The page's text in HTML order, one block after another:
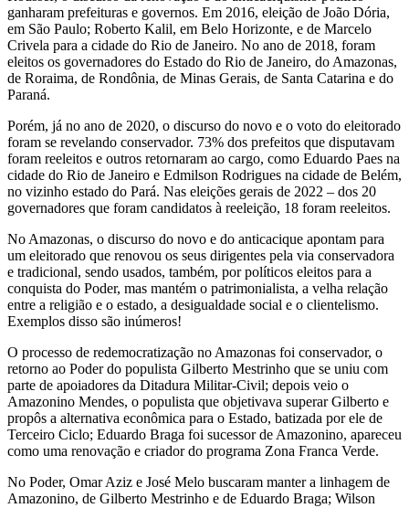
ganharam prefeituras e governos. Em 2016, eleição de João Dória,
em São Paulo; Roberto Kalil, em Belo Horizonte, e de Marcelo
Crivela para a cidade do Rio de Janeiro. No ano de 2018, foram
eleitos os governadores do Estado do Rio de Janeiro, do Amazonas,
de Roraima, de Rondônia, de Minas Gerais, de Santa Catarina e do
Paraná.
Porém, já no ano de 2020, o discurso do novo e o voto do eleitorado
foram se revelando conservador. 73% dos prefeitos que disputavam
foram reeleitos e outros retornaram ao cargo, como Eduardo Paes na
cidade do Rio de Janeiro e Edmilson Rodrigues na cidade de Belém,
no vizinho estado do Pará. Nas eleições gerais de 2022 – dos 20
governadores que foram candidatos à reeleição, 18 foram reeleitos.
No Amazonas, o discurso do novo e do anticacique apontam para
um eleitorado que renovou os seus dirigentes pela via conservadora
e tradicional, sendo usados, também, por políticos eleitos para a
conquista do Poder, mas mantém o patrimonialista, a velha relação
entre a religião e o estado, a desigualdade social e o clientelismo.
Exemplos disso são inúmeros!
O processo de redemocratização no Amazonas foi conservador, o
retorno ao Poder do populista Gilberto Mestrinho que se uniu com
parte de apoiadores da Ditadura Militar-Civil; depois veio o
Amazonino Mendes, o populista que objetivava superar Gilberto e
propôs a alternativa econômica para o Estado, batizada por ele de
Terceiro Ciclo; Eduardo Braga foi sucessor de Amazonino, apareceu
como uma renovação e criador do programa Zona Franca Verde.
No Poder, Omar Aziz e José Melo buscaram manter a linhagem de
Amazonino, de Gilberto Mestrinho e de Eduardo Braga; Wilson